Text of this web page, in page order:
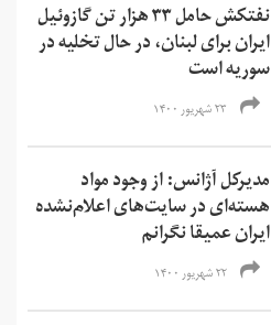
نفتکش حامل ۳۳ هزار تن گازوئیل
ایران برای لبنان، در حال تخلیه در
سوریه است
۲۳ شهریور ۱۴۰۰
مدیرکل آژانس: از وجود مواد
هسته‌ای در سایت‌های اعلام‌نشده
ایران عمیقا نگرانم
۲۲ شهریور ۱۴۰۰